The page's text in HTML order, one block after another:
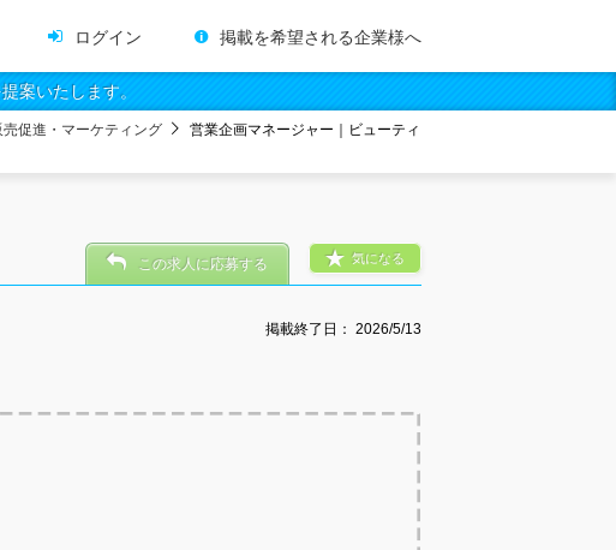
ログイン 掲載を希望される企業様へ
案いたします。
促進・マーケティング
営業企画マネージャー｜ビューティ
掲載終了日： 2026/5/13
気になる
この求人に応募する